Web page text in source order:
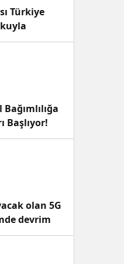
Türkiye
ve
Başlıyor!
olan 5G
devrim